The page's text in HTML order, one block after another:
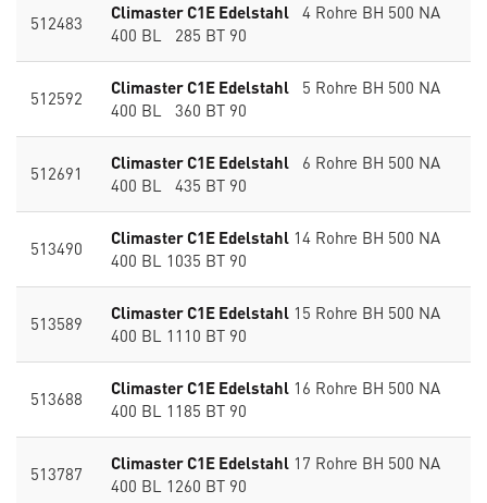
512483 Climaster C1E Edelstahl 4 Rohre BH 500 NA
400 BL 285 BT 90
512592 Climaster C1E Edelstahl 5 Rohre BH 500 NA
400 BL 360 BT 90
512691 Climaster C1E Edelstahl 6 Rohre BH 500 NA
400 BL 435 BT 90
513490 Climaster C1E Edelstahl 14 Rohre BH 500 NA
400 BL 1035 BT 90
513589 Climaster C1E Edelstahl 15 Rohre BH 500 NA
400 BL 1110 BT 90
513688 Climaster C1E Edelstahl 16 Rohre BH 500 NA
400 BL 1185 BT 90
513787 Climaster C1E Edelstahl 17 Rohre BH 500 NA
400 BL 1260 BT 90